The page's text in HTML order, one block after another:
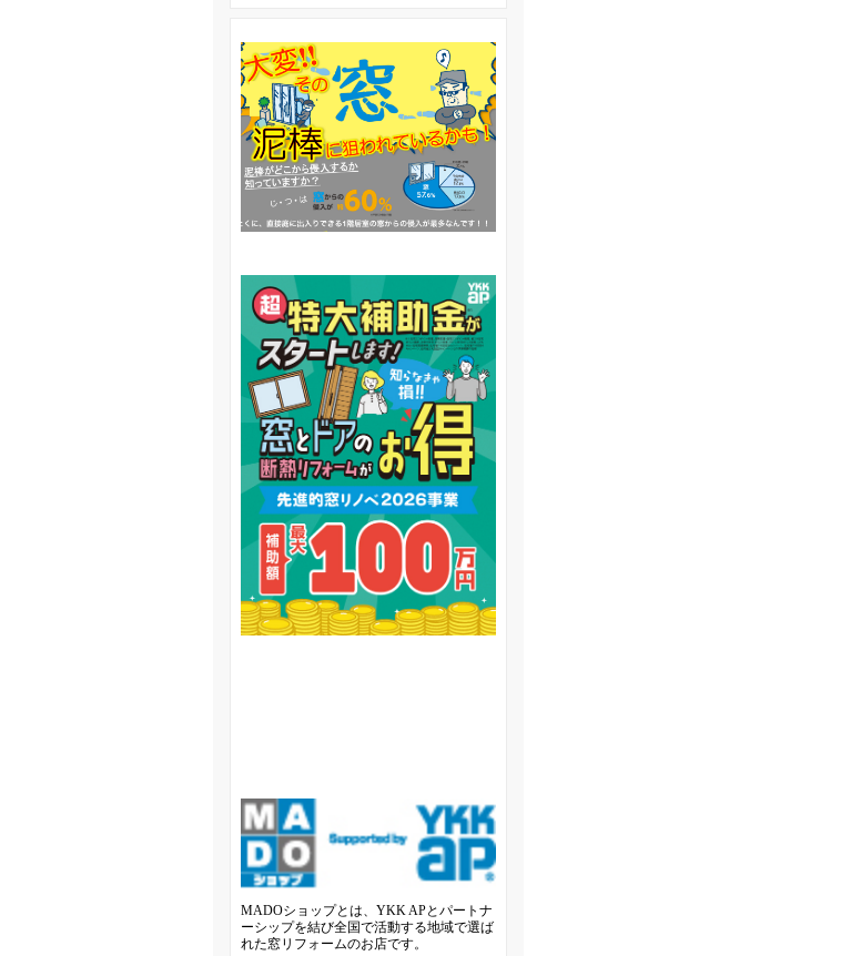
MADOショップとは、YKK APとパートナ
ーシップを結び全国で活動する地域で選ば
れた窓リフォームのお店です。